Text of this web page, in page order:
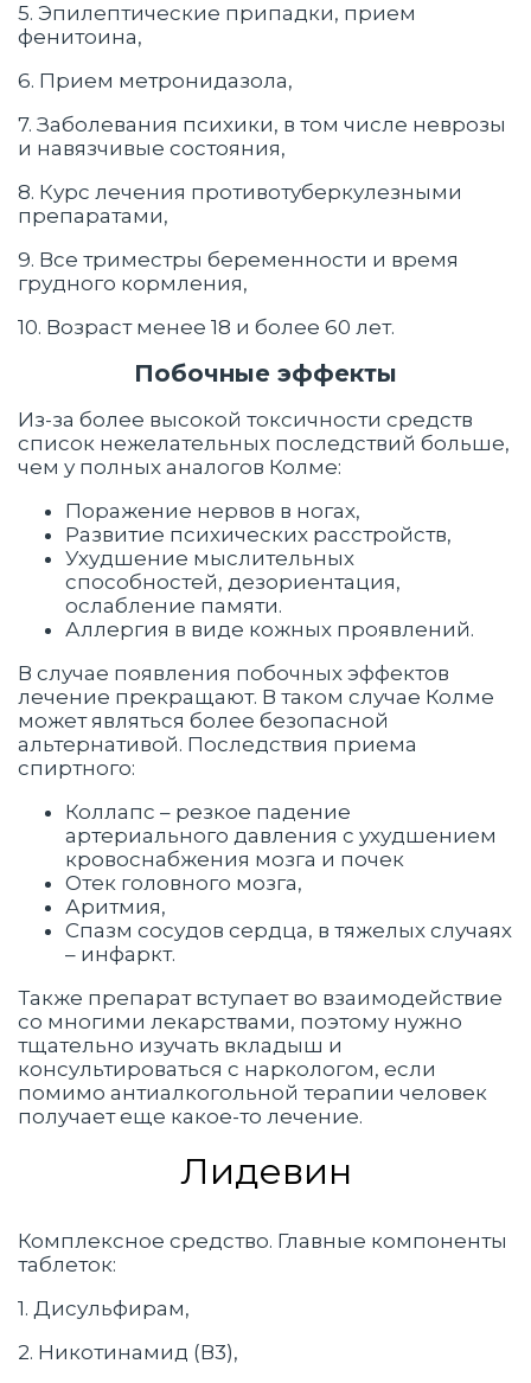
5. Эпилептические припадки, прием
фенитоина,
6. Прием метронидазола,
7. Заболевания психики, в том числе неврозы
и навязчивые состояния,
8. Курс лечения противотуберкулезными
препаратами,
9. Все триместры беременности и время
грудного кормления,
10. Возраст менее 18 и более 60 лет.
Побочные эффекты
Из-за более высокой токсичности средств
список нежелательных последствий больше,
чем у полных аналогов Колме:
Поражение нервов в ногах,
Развитие психических расстройств,
Ухудшение мыслительных
способностей, дезориентация,
ослабление памяти.
Аллергия в виде кожных проявлений.
В случае появления побочных эффектов
лечение прекращают. В таком случае Колме
может являться более безопасной
альтернативой. Последствия приема
спиртного:
Коллапс – резкое падение
артериального давления с ухудшением
кровоснабжения мозга и почек
Отек головного мозга,
Аритмия,
Спазм сосудов сердца, в тяжелых случаях
– инфаркт.
Также препарат вступает во взаимодействие
со многими лекарствами, поэтому нужно
тщательно изучать вкладыш и
консультироваться с наркологом, если
помимо антиалкогольной терапии человек
получает еще какое-то лечение.
Лидевин
Комплексное средство. Главные компоненты
таблеток:
1. Дисульфирам,
2. Никотинамид (В3),